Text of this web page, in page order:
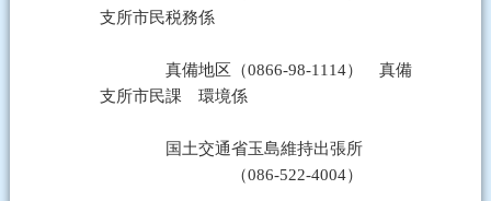
支所市民税務係
真備地区（0866-98-1114） 真備
支所市民課 環境係
国土交通省玉島維持出張所
（086-522-4004）